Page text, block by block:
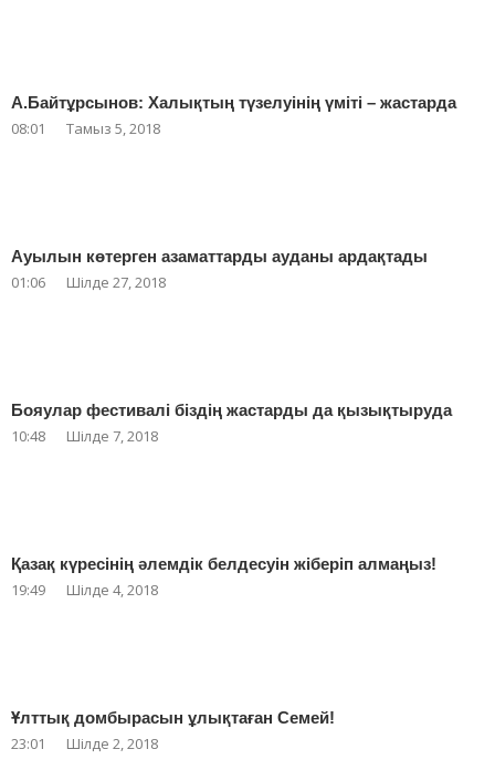
А.Байтұрсынов: Халықтың түзелуінің үміті – жастарда
08:01 Тамыз 5, 2018
Ауылын көтерген азаматтарды ауданы ардақтады
01:06 Шілде 27, 2018
Бояулар фестивалі біздің жастарды да қызықтыруда
10:48 Шілде 7, 2018
Қазақ күресінің әлемдік белдесуін жіберіп алмаңыз!
19:49 Шілде 4, 2018
Ұлттық домбырасын ұлықтаған Семей!
23:01 Шілде 2, 2018